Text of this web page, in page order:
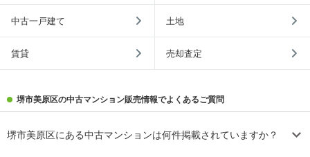
中古一戸建て 土地
賃貸 売却査定
堺市美原区の中古マンション販売情報でよくあるご質問
堺市美原区にある中古マンションは何件掲載されていますか？